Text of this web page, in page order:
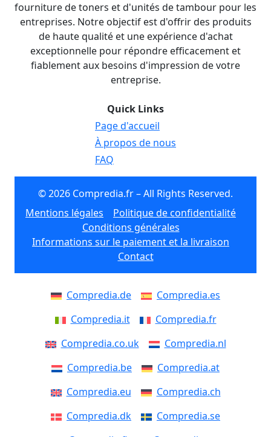
fourniture de toners et d'unités de tambour pour les
entreprises. Notre objectif est d'offrir des produits
de haute qualité et une expérience d'achat
exceptionnelle pour répondre efficacement et
fiablement aux besoins d'impression de votre
entreprise.
Quick Links
Page d'accueil
À propos de nous
FAQ
© 2026 Compredia.fr – All Rights Reserved.
Mentions légales
Politique de confidentialité
Conditions générales
Informations sur le paiement et la livraison
Contact
Compredia.de
Compredia.es
Compredia.it
Compredia.fr
Compredia.co.uk
Compredia.nl
Compredia.be
Compredia.at
Compredia.eu
Compredia.ch
Compredia.dk
Compredia.se